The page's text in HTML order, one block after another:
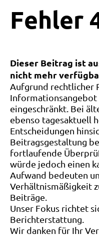
Fehler 4
Dieser Beitrag ist
nicht mehr
Aufgrund rechtlicher
eingeschränkt. Bei
ebenso tagesaktuell
Entscheidungen
Beitragsgestaltung
fortlaufende
würde jedoch einen
Aufwand bedeuten
Verhältnismäßigkeit
Beiträge.
Unser Fokus richtet
Berichterstattung.
Wir danken für Ihr